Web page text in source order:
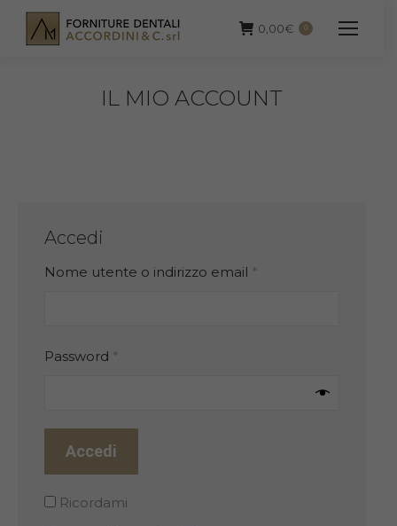
0,00€ 0
IL MIO ACCOUNT
Accedi
Nome utente o indirizzo email *
Password *
Accedi
Ricordami